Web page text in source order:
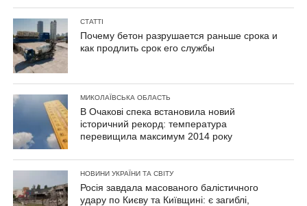
СТАТТІ
Почему бетон разрушается раньше срока и
как продлить срок его службы
МИКОЛАЇВСЬКА ОБЛАСТЬ
В Очакові спека встановила новий
історичний рекорд: температура
перевищила максимум 2014 року
НОВИНИ УКРАЇНИ ТА СВІТУ
Росія завдала масованого балістичного
удару по Києву та Київщині: є загиблі,